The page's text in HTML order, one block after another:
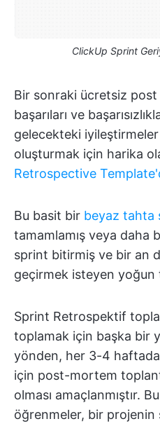
ClickUp Sprint
Bir sonraki ücretsiz
başarıları ve
gelecekteki
oluşturmak için harika
Retrospective
Bu basit bir beyaz tahta
tamamlamış veya daha
sprint bitirmiş ve bir an
geçirmek isteyen yoğun
Sprint Retrospektif
toplamak için başka bir
yönden, her 3-4
için post-mortem
olması amaçlanmıştır.
öğrenmeler, bir